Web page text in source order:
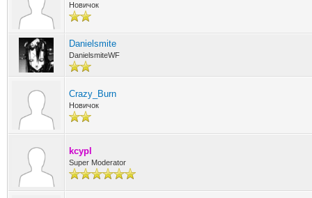
Новичок
Danielsmite
DanielsmiteWF
Crazy_Burn
Новичок
kcypl
Super Moderator